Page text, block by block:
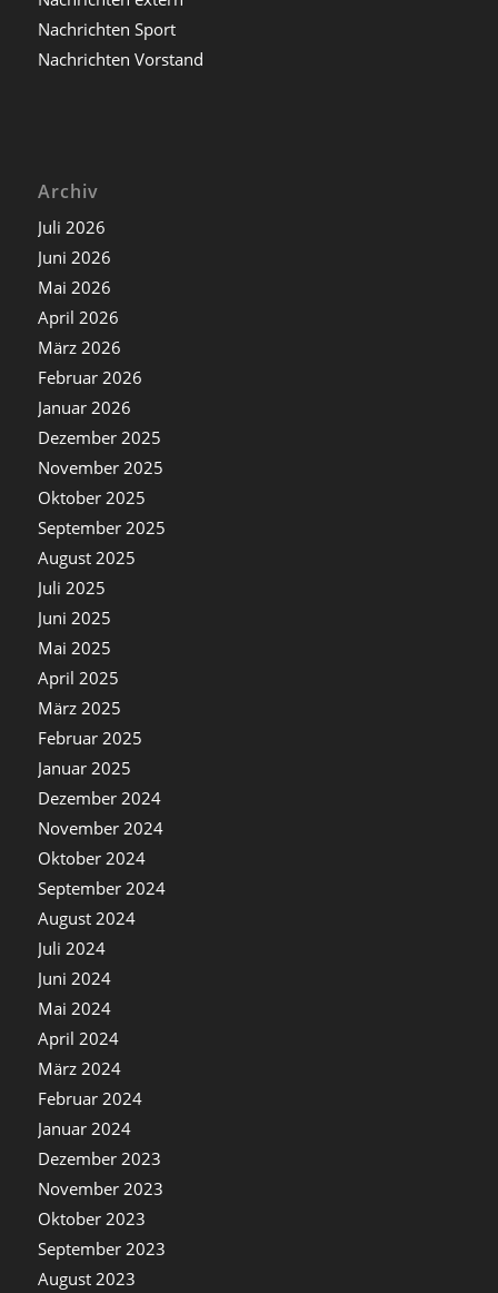
Nachrichten Sport
Nachrichten Vorstand
Archiv
Juli 2026
Juni 2026
Mai 2026
April 2026
März 2026
Februar 2026
Januar 2026
Dezember 2025
November 2025
Oktober 2025
September 2025
August 2025
Juli 2025
Juni 2025
Mai 2025
April 2025
März 2025
Februar 2025
Januar 2025
Dezember 2024
November 2024
Oktober 2024
September 2024
August 2024
Juli 2024
Juni 2024
Mai 2024
April 2024
März 2024
Februar 2024
Januar 2024
Dezember 2023
November 2023
Oktober 2023
September 2023
August 2023